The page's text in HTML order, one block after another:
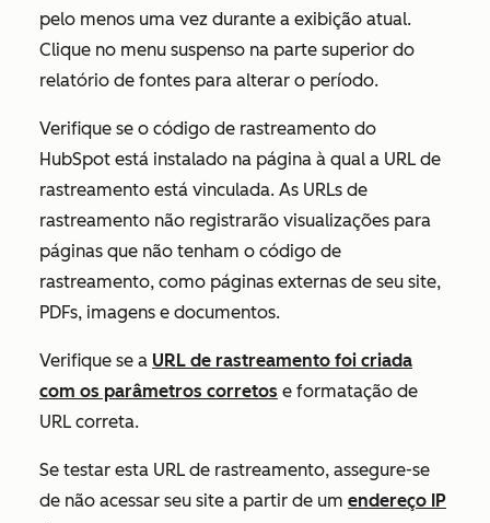
pelo menos uma vez durante a exibição atual.
Clique no menu suspenso na parte superior do
relatório de fontes para alterar o período.
Verifique se o código de rastreamento do
HubSpot está instalado na página à qual a URL de
rastreamento está vinculada. As URLs de
rastreamento não registrarão visualizações para
páginas que não tenham o código de
rastreamento, como páginas externas de seu site,
PDFs, imagens e documentos.
Verifique se a URL de rastreamento foi criada
com os parâmetros corretos e formatação de
URL correta.
Se testar esta URL de rastreamento, assegure-se
de não acessar seu site a partir de um endereço IP